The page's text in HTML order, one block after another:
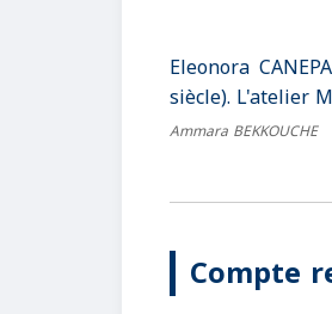
Eleonora
siècle). L'atelier
Ammara BEKKOUCHE
Compte